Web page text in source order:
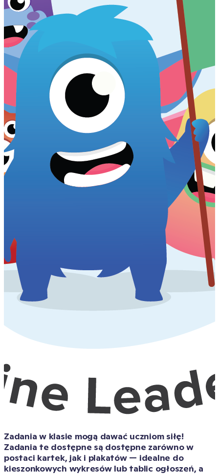
Zadania w klasie mogą dawać uczniom siłę!
Zadania te dostępne są dostępne zarówno w
postaci kartek, jak i plakatów — idealne do
kieszonkowych wykresów lub tablic ogłoszeń, a